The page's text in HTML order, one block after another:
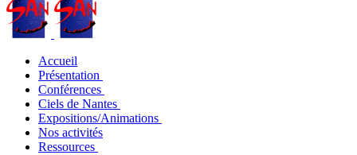
Accueil
Présentation
Conférences
Ciels de Nantes
Expositions/Animations
Nos activités
Ressources